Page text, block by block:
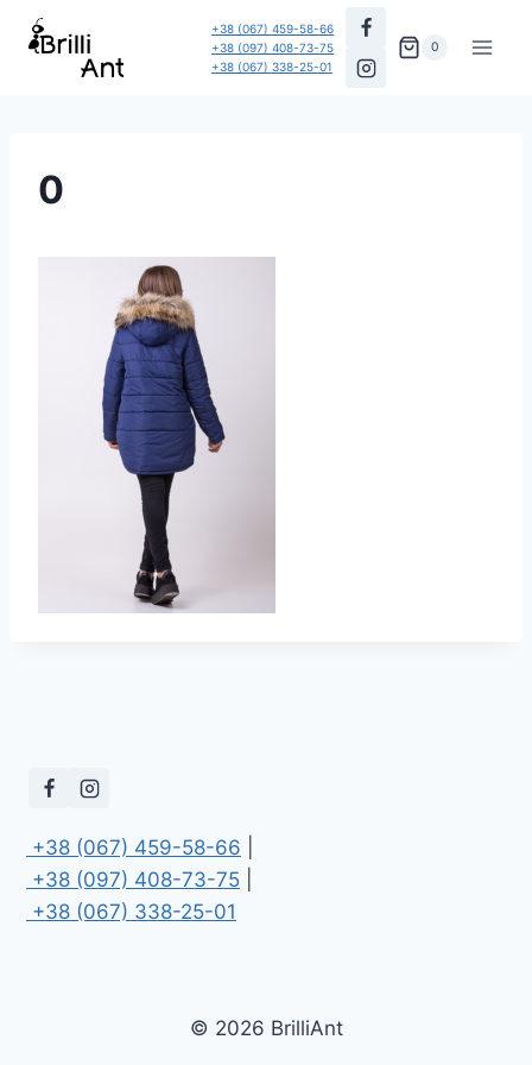
Перейти
+38 (067) 459-58-66
+38 (097) 408-73-75
+38 (067) 338-25-01
0
0
+38 (067) 459-58-66
+38 (097) 408-73-75
+38 (067) 338-25-01
© 2026 BrilliAnt